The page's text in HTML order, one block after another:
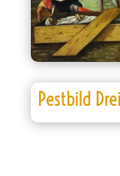
Pestbild